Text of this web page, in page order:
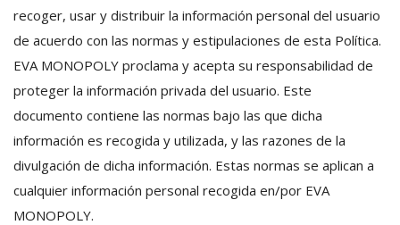
recoger, usar y distribuir la información personal del usuario
de acuerdo con las normas y estipulaciones de esta Política.
EVA MONOPOLY proclama y acepta su responsabilidad de
proteger la información privada del usuario. Este
documento contiene las normas bajo las que dicha
información es recogida y utilizada, y las razones de la
divulgación de dicha información. Estas normas se aplican a
cualquier información personal recogida en/por EVA
MONOPOLY.